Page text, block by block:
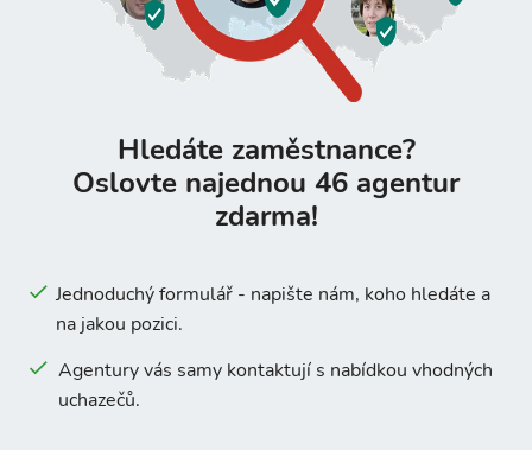
Hledáte zaměstnance?
Oslovte najednou 46 agentur
zdarma!
Jednoduchý formulář - napište nám, koho hledáte a
na jakou pozici.
Agentury vás samy kontaktují s nabídkou vhodných
uchazečů.